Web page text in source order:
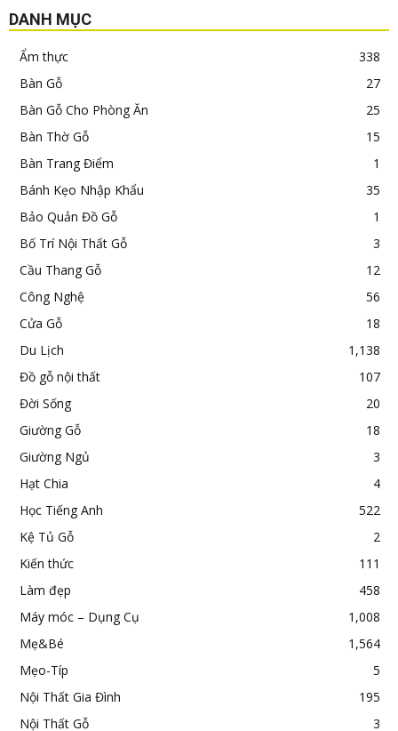
DANH MỤC
Ẩm thực
338
Bàn Gỗ
27
Bàn Gỗ Cho Phòng Ăn
25
Bàn Thờ Gỗ
15
Bàn Trang Điểm
1
Bánh Kẹo Nhập Khẩu
35
Bảo Quản Đồ Gỗ
1
Bố Trí Nội Thất Gỗ
3
Cầu Thang Gỗ
12
Công Nghệ
56
Cửa Gỗ
18
Du Lịch
1,138
Đồ gỗ nội thất
107
Đời Sống
20
Giường Gỗ
18
Giường Ngủ
3
Hạt Chia
4
Học Tiếng Anh
522
Kệ Tủ Gỗ
2
Kiến thức
111
Làm đẹp
458
Máy móc – Dụng Cụ
1,008
Mẹ&Bé
1,564
Mẹo-Típ
5
Nội Thất Gia Đình
195
Nội Thất Gỗ
3